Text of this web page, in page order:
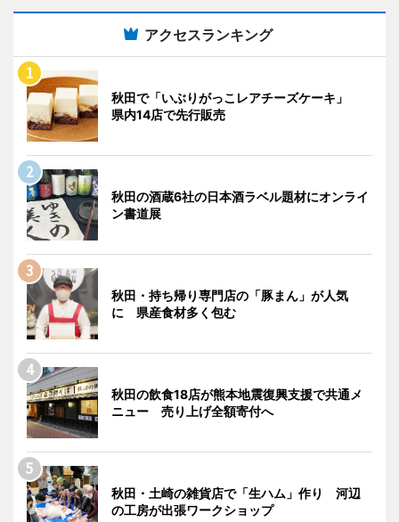
アクセスランキング
秋田で「いぶりがっこレアチーズケーキ」
県内14店で先行販売
秋田の酒蔵6社の日本酒ラベル題材にオンライ
ン書道展
秋田・持ち帰り専門店の「豚まん」が人気
に 県産食材多く包む
秋田の飲食18店が熊本地震復興支援で共通メ
ニュー 売り上げ全額寄付へ
秋田・土崎の雑貨店で「生ハム」作り 河辺
の工房が出張ワークショップ